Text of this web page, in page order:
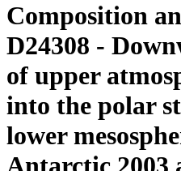
Composition
D24308 -
of upper
into the polar
lower